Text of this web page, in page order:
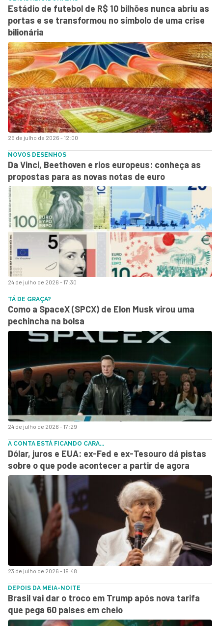
25 de julho de 2026 - 12:00
Estádio de futebol de R$ 10 bilhões nunca abriu as
portas e se transformou no símbolo de uma crise
bilionária
24 de julho de 2026 - 17:30
NOVOS DESENHOS
Da Vinci, Beethoven e rios europeus: conheça as
propostas para as novas notas de euro
24 de julho de 2026 - 17:29
TÁ DE GRAÇA?
Como a SpaceX (SPCX) de Elon Musk virou uma
pechincha na bolsa
23 de julho de 2026 - 19:48
A CONTA ESTÁ FICANDO CARA...
Dólar, juros e EUA: ex-Fed e ex-Tesouro dá pistas
sobre o que pode acontecer a partir de agora
DEPOIS DA MEIA-NOITE
Brasil vai dar o troco em Trump após nova tarifa
que pega 60 países em cheio